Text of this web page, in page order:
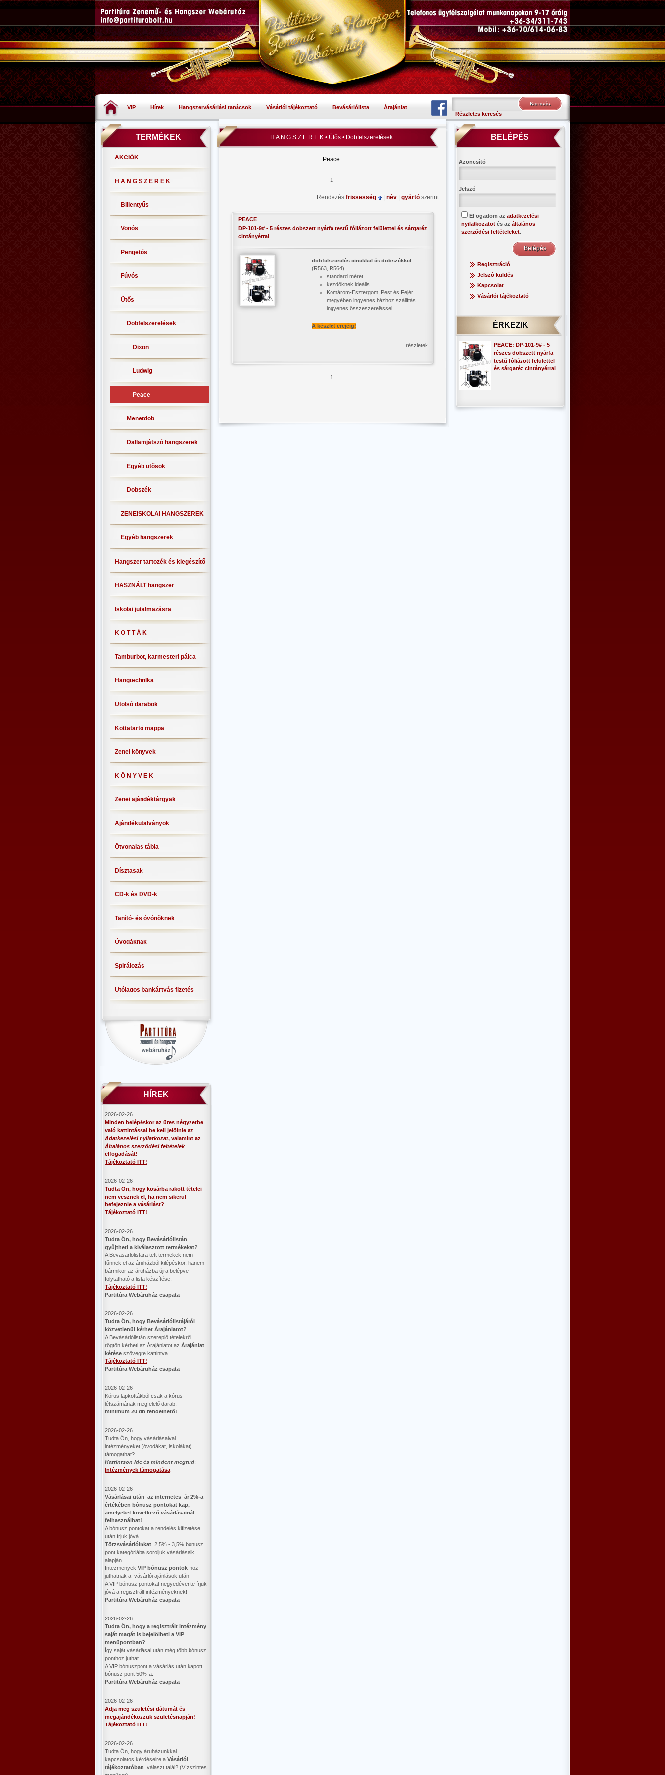
VIP Hírek Hangszervásárlási tanácsok Vásárlói tájékoztató Bevásárlólista
Árajánlat
Részletes keresés
TERMÉKEK
AKCIÓK
H A N G S Z E R E K
Billentyűs
Vonós
Pengetős
Fúvós
Ütős
Dobfelszerelések
Dixon
Ludwig
Peace
Menetdob
Dallamjátszó hangszerek
Egyéb ütősök
Dobszék
ZENEISKOLAI HANGSZEREK
Egyéb hangszerek
Hangszer tartozék és kiegészítő
HASZNÁLT hangszer
Iskolai jutalmazásra
K O T T Á K
Tamburbot, karmesteri pálca
Hangtechnika
Utolsó darabok
Kottatartó mappa
Zenei könyvek
K Ö N Y V E K
Zenei ajándéktárgyak
Ajándékutalványok
Ötvonalas tábla
Dísztasak
CD-k és DVD-k
Tanító- és óvónőknek
Óvodáknak
Spirálozás
Utólagos bankártyás fizetés
HÍREK
2026-02-26
Minden belépéskor az üres négyzetbe
való kattintással be kell jelölnie az
Adatkezelési nyilatkozat, valamint az
Általános szerződési feltételek
elfogadását!
Tájékoztató ITT!
2026-02-26
Tudta Ön, hogy kosárba rakott tételei
nem vesznek el, ha nem sikerül
befejeznie a vásárlást?
Tájékoztató ITT!
2026-02-26
​Tudta Ön, hogy Bevásárlólistán
gyűjtheti a kiválasztott termékeket?
A Bevásárlólistára tett termékek nem
tűnnek el az áruházból kilépéskor, hanem
bármikor az áruházba újra belépve
folytatható a lista készítése.
Tájékoztató ITT!
Partitúra Webáruház csapata
2026-02-26
​Tudta Ön, hogy Bevásárlólistájáról
közvetlenül kérhet Árajánlatot?
A Bevásárlólistán szereplő tételekről
rögtön kérheti az Árajánlatot az Árajánlat
kérése szövegre kattintva.
Tájékoztató ITT!
Partitúra Webáruház csapata
2026-02-26
Kórus lapkottákból csak a kórus
létszámának megfelelő darab,
minimum 20 db rendelhető!
2026-02-26
Tudta Ön, hogy vásárlásaival
intézményeket (óvodákat, iskolákat)
támogathat?
Kattintson ide és mindent megtud:
Intézmények támogatása
2026-02-26
Vásárlásai után az internetes ár 2%-a
értékében bónusz pontokat kap,
amelyeket következő vásárlásainál
felhasználhat!
A bónusz pontokat a rendelés kifizetése
után írjuk jóvá.
Törzsvásárlóinkat 2,5% - 3,5% bónusz
pont kategóriába soroljuk vásárlásaik
alapján.
Intézmények VIP bónusz pontok-hoz
juthatnak a vásárlói ajánlások után!
A VIP bónusz pontokat negyedévente írjuk
jóvá a regisztrált intézményeknek!
Partitúra Webáruház csapata
2026-02-26
​Tudta Ön, hogy a regisztrált intézmény
saját magát is bejelölheti a VIP
menüpontban?
Így saját vásárlásai után még több bónusz
ponthoz juthat.
A VIP bónuszpont a vásárlás után kapott
bónusz pont 50%-a.
Partitúra Webáruház csapata
2026-02-26
Adja meg születési dátumát és
megajándékozzuk születésnapján!
Tájékoztató ITT!
2026-02-26
Tudta Ön, hogy áruházunkkal
kapcsolatos kérdéseire a Vásárlói
tájékoztatóban választ talál? (Vízszintes
H A N G S Z E R E K • Ütős • Dobfelszerelések
Peace
1
Rendezés frissesség név gyártó szerint
PEACE
DP-101-9# - 5 részes dobszett nyárfa testű fóliázott felülettel és sárgaréz
cintányérral
dobfelszerelés cinekkel és dobszékkel
(R563, R564)
standard méret
kezdőknek ideális
Komárom-Esztergom, Pest és Fejér
megyében ingyenes házhoz szállítás
ingyenes összeszereléssel
A készlet erejéig!
részletek
1
BELÉPÉS
Azonosító
Jelszó
Elfogadom az adatkezelési
nyilatkozatot és az általános
szerződési feltételeket.
Regisztráció
Jelszó küldés
Kapcsolat
Vásárlói tájékoztató
ÉRKEZIK
PEACE: DP-101-9# - 5
részes dobszett nyárfa
testű fóliázott felülettel
és sárgaréz cintányérral